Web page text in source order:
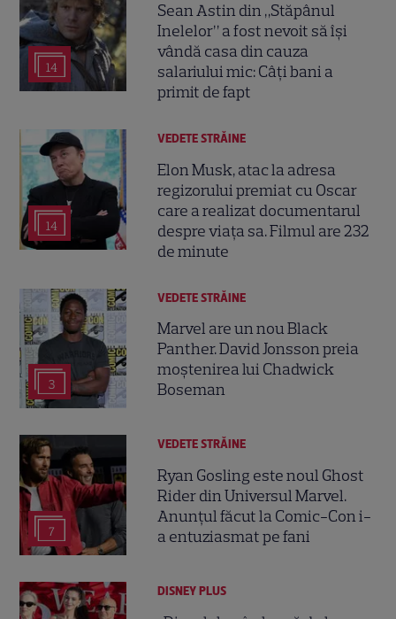
14
Sean Astin din „Stăpânul
Inelelor” a fost nevoit să își
vândă casa din cauza
salariului mic: Câți bani a
primit de fapt
14
VEDETE STRĂINE
Elon Musk, atac la adresa
regizorului premiat cu Oscar
care a realizat documentarul
despre viața sa. Filmul are 232
de minute
3
VEDETE STRĂINE
Marvel are un nou Black
Panther. David Jonsson preia
moștenirea lui Chadwick
Boseman
7
VEDETE STRĂINE
Ryan Gosling este noul Ghost
Rider din Universul Marvel.
Anunțul făcut la Comic-Con i-
a entuziasmat pe fani
DISNEY PLUS